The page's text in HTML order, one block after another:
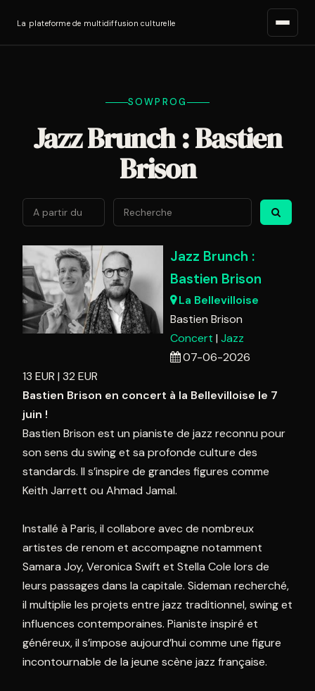
La plateforme de multidiffusion culturelle
SOWPROG
Jazz Brunch : Bastien
Brison
Août
Lun Mar Jeu
27 28 29 30 31
3 4 5 6
10 11 12 13 14
20 21
27 28
31 3 4 5
Jazz Brunch :
Bastien Brison
La Bellevilloise
Bastien Brison
Concert Jazz
07-06-2026
13 EUR 32 EUR
Bastien Brison en concert à la Bellevilloise le 7
juin !
Bastien Brison est un pianiste de jazz reconnu pour
son sens du swing et sa profonde culture des
standards. Il s’inspire de grandes figures comme
Keith Jarrett ou Ahmad Jamal.
Installé à Paris, il collabore avec de nombreux
artistes de renom et accompagne notamment
Samara Joy, Veronica Swift et Stella Cole lors de
leurs passages dans la capitale. Sideman recherché,
il multiplie les projets entre jazz traditionnel, swing et
influences contemporaines. Pianiste inspiré et
généreux, il s’impose aujourd’hui comme une figure
incontournable de la jeune scène jazz française.